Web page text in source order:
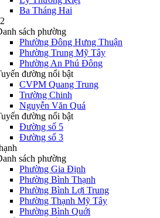
Ba Tháng Hai
sách phường
Phường Đông Hưng Thuận
Phường Trung Mỹ Tây
Phường An Phú Đông
đường nổi bật
CVPM Quang Trung
Trường Chinh
Nguyễn Văn Quá
đường nổi bật
Đường số 5
Đường số 3
sách phường
Phường Gia Định
Phường Bình Thạnh
Phường Bình Lợi Trung
Phường Thạnh Mỹ Tây
Phường Bình Quới